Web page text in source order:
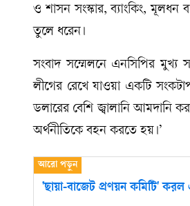
ও শাসন সংস্কার, ব্যাংকিং, মূলধন
তুলে ধরেন।
সংবাদ সম্মেলনে এনসিপির মুখ্য
লীগের রেখে যাওয়া একটি
ডলারের বেশি জ্বালানি আমদানি
অর্থনীতিকে বহন করতে হয়।’
'ছায়া-বাজেট প্রণয়ন কমিটি' করল